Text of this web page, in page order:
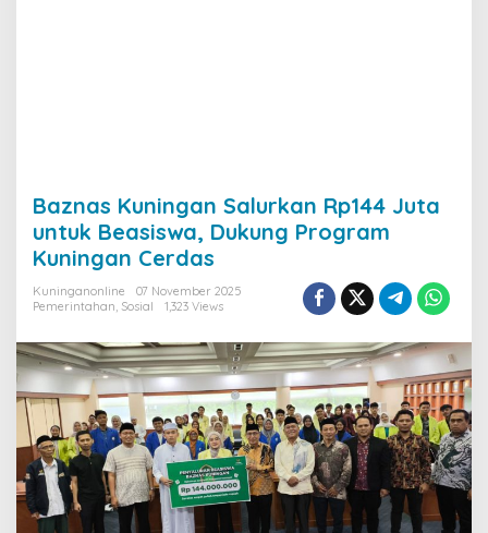
Baznas Kuningan Salurkan Rp144 Juta
untuk Beasiswa, Dukung Program
Kuningan Cerdas
Kuninganonline
07 November 2025
Pemerintahan, Sosial 1,323 Views